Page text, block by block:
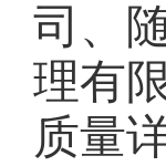
司、
理有
质量